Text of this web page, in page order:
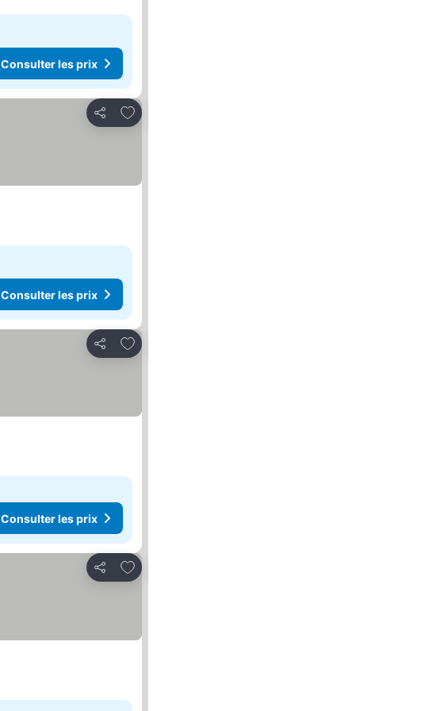
Consulter les prix
Partager
Ajouter à mes favoris
Consulter les prix
Partager
Ajouter à mes favoris
Consulter les prix
Partager
Ajouter à mes favoris